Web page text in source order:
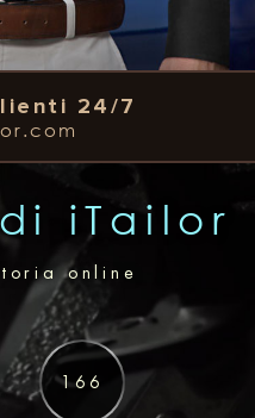
24/7
iTailor
online
166